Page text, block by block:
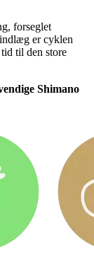
forseglet
er cyklen
til den store
Shimano